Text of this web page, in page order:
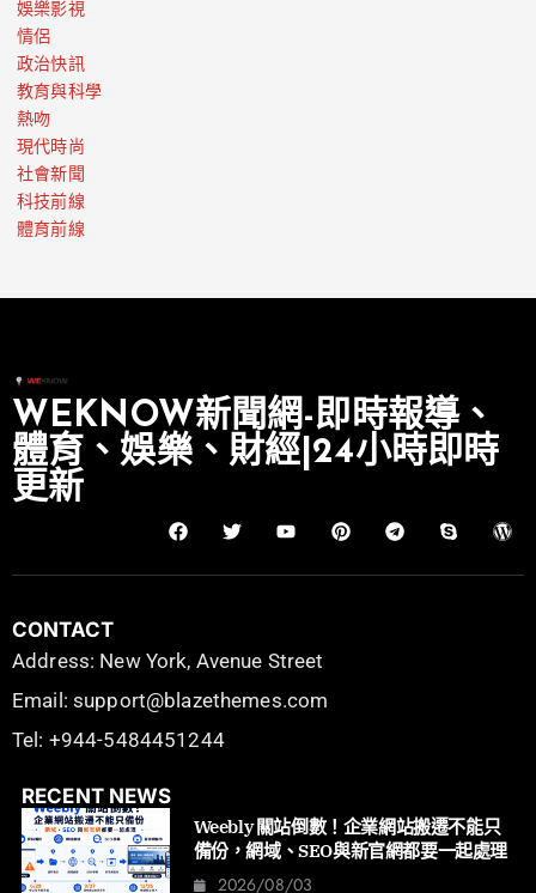
娛樂影視
情侶
政治快訊
教育與科學
熱吻
現代時尚
社會新聞
科技前線
體育前線
WEKNOW新聞網-即時報導、
體育、娛樂、財經|24小時即時
更新
CONTACT
Address: New York, Avenue Street
Email: support@blazethemes.com
Tel: +944-5484451244
RECENT NEWS
Weebly 關站倒數！企業網站搬遷不能只
備份，網域、SEO與新官網都要一起處理
2026/08/03